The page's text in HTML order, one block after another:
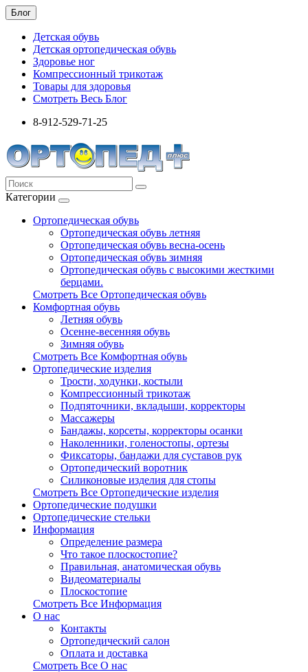
Блог
Детская обувь
Детская ортопедическая обувь
Здоровье ног
Компрессионный трикотаж
Товары для здоровья
Смотреть Весь Блог
8-912-529-71-25
Категории
Ортопедическая обувь
Ортопедическая обувь летняя
Ортопедическая обувь весна-осень
Ортопедическая обувь зимняя
Ортопедическая обувь с высокими жесткими
берцами.
Смотреть Все Ортопедическая обувь
Комфортная обувь
Летняя обувь
Осенне-весенняя обувь
Зимняя обувь
Смотреть Все Комфортная обувь
Ортопедические изделия
Трости, ходунки, костыли
Компрессионный трикотаж
Подпяточники, вкладыши, корректоры
Массажеры
Бандажы, корсеты, корректоры осанки
Наколенники, голеностопы, ортезы
Фиксаторы, бандажи для суставов рук
Ортопедический воротник
Силиконовые изделия для стопы
Смотреть Все Ортопедические изделия
Ортопедические подушки
Ортопедические стельки
Информация
Определение размера
Что такое плоскостопие?
Правильная, анатомическая обувь
Видеоматериалы
Плоскостопие
Смотреть Все Информация
О нас
Контакты
Ортопедический салон
Оплата и доставка
Смотреть Все О нас